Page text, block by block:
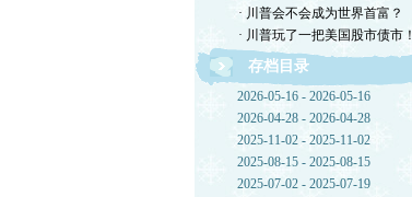
· 川普会不会成为世界首富？
· 川普玩了一把美国股市债市！
存档目录
2026-05-16 - 2026-05-16
2026-04-28 - 2026-04-28
2025-11-02 - 2025-11-02
2025-08-15 - 2025-08-15
2025-07-02 - 2025-07-19